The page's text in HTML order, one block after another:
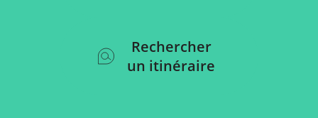
Rechercher
un itinéraire